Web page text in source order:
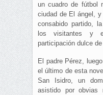
un cuadro de fútbol
ciudad de El ángel,
consabido partido,
los visitantes y
participación dulce
El padre Pérez,
el último de esta
San Isidro, un
asistido por